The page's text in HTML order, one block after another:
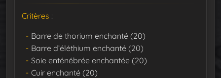
Critères :
Barre de thorium enchanté (20)
Barre d’éléthium enchanté (20)
Soie enténébrée enchantée (20)
Cuir enchanté (20)